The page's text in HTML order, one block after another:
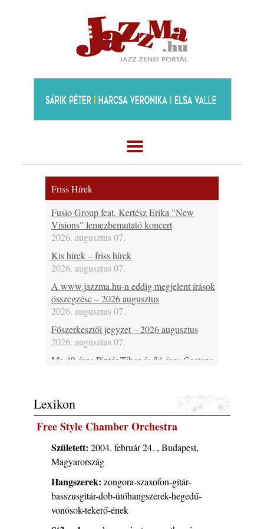
Friss Hírek
Fusio Group feat. Kertész Erika "New
Visions" lemezbemutató koncert
2026. augusztus 07.
Kis hírek – friss hírek
2026. augusztus 07.
A www.jazzma.hu-n eddig megjelent írások
összegzése – 2026 augusztus
2026. augusztus 07.
Főszerkesztői jegyzet – 2026 augusztus
2026. augusztus 07.
Ma 49 éves Pintér Tibor és 84 éves Caetano
Ma lenne 85 éves Howard Johnson
2026. augusztus 07.
Ma 95 éve halt meg Bix Beiderbecke
2026. augusztus 07.
Jazz-rock albumok 1985-ből - Issei Noro
„Sweet Sphere”
2026. augusztus 07.
Ezen a napon – augusztus 7. (2026)
Lexikon
Free Style Chamber Orchestra
Született: 2004. február 24. , Budapest,
Magyarország
Hangszerek: zongora-szaxofon-gitár-
basszusgitár-dob-ütőhangszerek-hegedű-
vonósok-tekerő-ének